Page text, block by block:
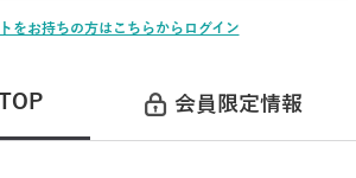
をお持ちの方はこちらからログイン
会員限定情報